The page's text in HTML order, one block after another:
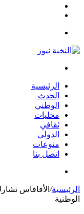
الرئيسية
الحدث
الوطني
محليات
ثقافي
الدولي
منوعات
اتصل بنا
الرئيسية/ الأفافاس
الوطنية